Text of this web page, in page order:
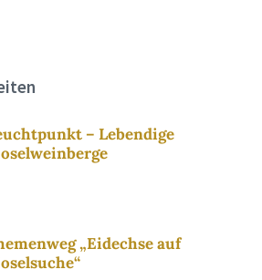
– Lebendige
„Eidechse auf